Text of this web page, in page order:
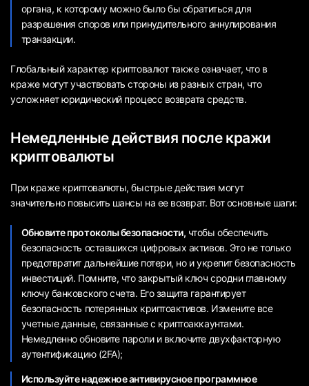
органа, к которому можно было бы обратиться для
разрешения споров или принудительного аннулирования
транзакции.
Глобальный характер криптовалют также означает, что в
краже могут участвовать стороны из разных стран, что
усложняет юридический процесс возврата средств.
Немедленные действия после кражи
криптовалюты
При краже криптовалюты, быстрые действия могут
значительно повысить шансы на ее возврат. Вот основные шаги:
Обновите протоколы безопасности, чтобы обеспечить
безопасность оставшихся цифровых активов. Это не только
предотвратит дальнейшие потери, но и укрепит безопасность
инвестиций. Помните, что закрытый ключ сродни главному
ключу банковского счета. Его защита гарантирует
безопасность потерянных криптоактивов. Измените все
учетные данные, связанные с криптоаккаунтами.
Немедленно обновите пароли и включите двухфакторную
аутентификацию (2FA);
Используйте надежное антивирусное программное